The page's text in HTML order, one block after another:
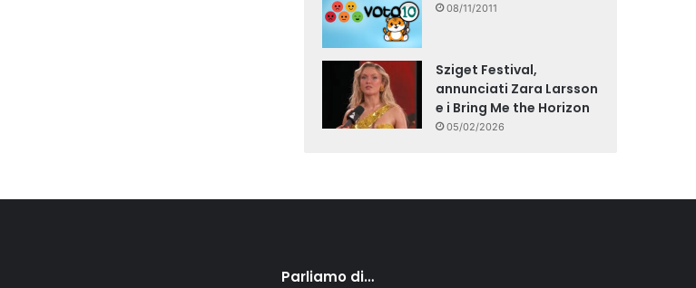
08/11/2011
Sziget Festival,
annunciati Zara Larsson
e i Bring Me the Horizon
05/02/2026
Parliamo di…